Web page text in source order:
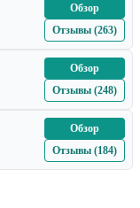
Обзор
Отзывы (263)
Обзор
Отзывы (248)
Обзор
Отзывы (184)